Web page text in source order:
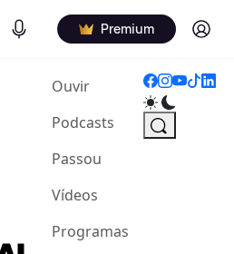
Podcasts Premium Log in
Ouvir(current)
Podcasts
Passou
Vídeos
Programas